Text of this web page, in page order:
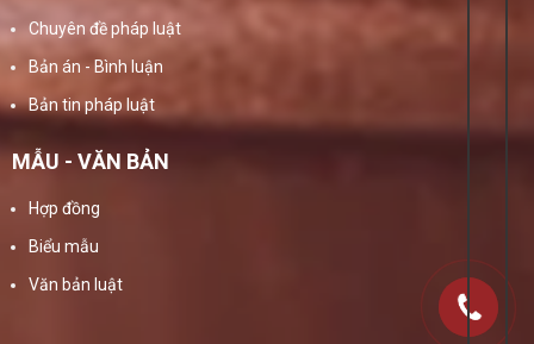
Chuyên đề pháp luật
Bản án - Bình luận
Bản tin pháp luật
MẪU - VĂN BẢN
Hợp đồng
Biểu mẫu
Văn bản luật